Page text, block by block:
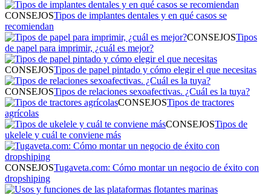
CONSEJOSTipos de implantes dentales y en qué casos se
recomiendan
CONSEJOSTipos
de papel para imprimir, ¿cuál es mejor?
CONSEJOSTipos de papel pintado y cómo elegir el que necesitas
CONSEJOSTipos de relaciones sexoafectivas. ¿Cuál es la tuya?
CONSEJOSTipos de tractores
agrícolas
CONSEJOSTipos de
ukelele y cuál te conviene más
CONSEJOSTugaveta.com: Cómo montar un negocio de éxito con
dropshiping